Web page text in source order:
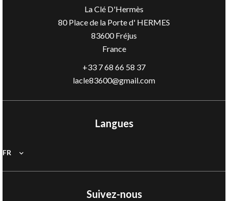
La Clé D'Hermès
80 Place de la Porte d' HERMES
83600Fréjus
France
+33 7 68 66 58 37
lacle83600@gmail.com
Langues
FR
Suivez-nous